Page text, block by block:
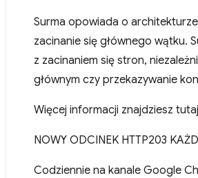
Surma opowiada o
zacinanie się głównego wątku.
z zacinaniem się stron,
głównym czy przekazywanie
Więcej informacji znajdziesz
NOWY ODCINEK HTTP203
Codziennie na kanale Google